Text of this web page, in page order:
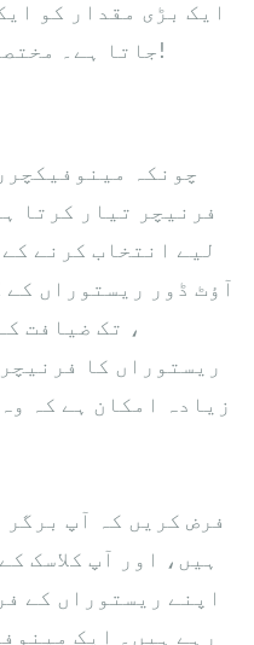
ایک بڑی مقدار کو
جاتا ہے۔ مختصر میں، یہ ایک جیت/جیت ہے!
چونکہ
فرنیچر تیار کرتا
لیے انتخاب کرنے
آؤٹ ڈور ریستوراں کے
ضیافت
،
ریستوراں کا
زیادہ امکان ہے کہ
فرض کریں کہ آپ
ہیں، اور آپ کلاسک
اپنے ریستوراں کے
رہے ہیں۔ ایک